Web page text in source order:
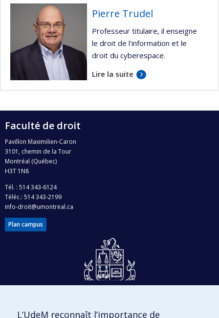
Pierre Trudel
Professeur titulaire, il enseigne
le droit de l'information et le
droit du cyberespace.
Lire la suite
Faculté de droit
Pavillon Maximilien-Caron
3101, chemin de la Tour
Montréal (Québec)
H3T 1N8
Tél. : 514 343-6124
Téléc.: 514 343-2199
info-droit@umontreal.ca
Plan campus
L’UdeM reconnaît l’importance de